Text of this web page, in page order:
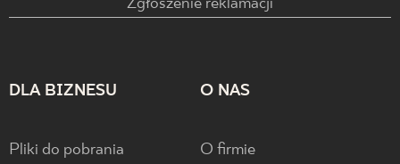
Zgłoszenie reklamacji
DLA BIZNESU
Pliki do pobrania
O NAS
O firmie